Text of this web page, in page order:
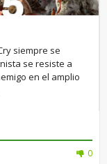
siempre se
se resiste a
en el amplio
0